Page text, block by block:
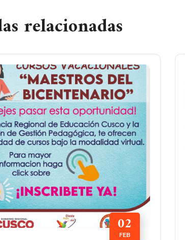
relacionadas
02
FEB